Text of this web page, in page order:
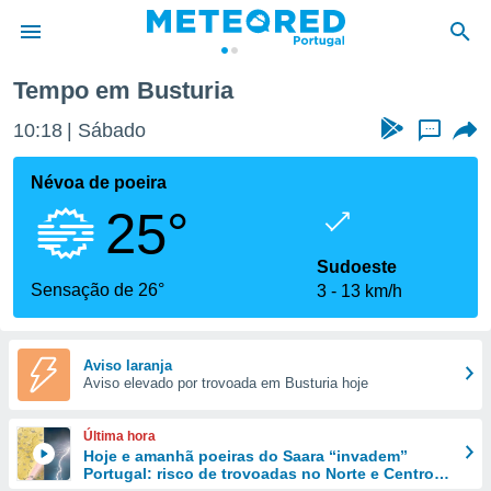
da
foi
fornecidas
a este
das
e
forma
digital
Tempo em Busturia
10:18 Sábado ...
Névoa de poeira
25°
Sensação de 26°
Sudoeste
3
13 km/h
Aviso laranja
Aviso elevado por trovoada em Busturia hoje
Última hora
Hoje e amanhã poeiras do Saara “invadem”
Portugal: risco de trovoadas no Norte e Centro